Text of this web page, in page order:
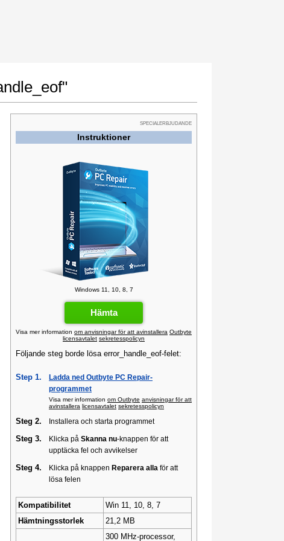
SPECIALERBJUDANDE
Instruktioner
Windows 11, 10, 8, 7
Hämta
Visa mer information om anvisningar för att avinstallera Outbyte
licensavtalet sekretesspolicyn
Följande steg borde lösa error_handle_eof-felet:
Step 1.
Ladda ned Outbyte PC Repair-
programmet
Visa mer information om Outbyte anvisningar för att
avinstallera licensavtalet sekretesspolicyn
Steg 2. Installera och starta programmet
Steg 3. Klicka på Skanna nu-knappen för att
upptäcka fel och avvikelser
Steg 4. Klicka på knappen Reparera alla för att
lösa felen
Kompatibilitet
Win 11, 10, 8, 7
Hämtningsstorlek
21,2 MB
300 MHz-processor,